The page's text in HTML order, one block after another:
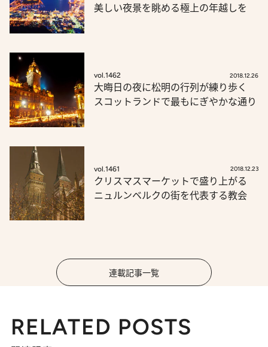
美しい夜景を眺める極上の年越しを
vol.1462 2018.12.26
大晦日の夜に松明の行列が練り歩く
スコットランドで最もにぎやかな通り
vol.1461 2018.12.23
クリスマスマーケットで盛り上がる
ニュルンベルクの街を代表する教会
連載記事一覧
RELATED POSTS